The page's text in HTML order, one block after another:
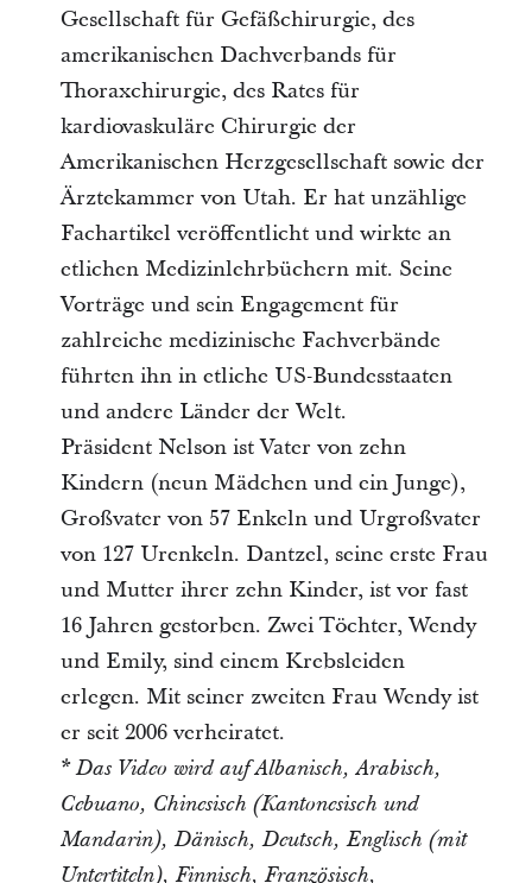
Gesellschaft für Gefäßchirurgie, des
amerikanischen Dachverbands für
Thoraxchirurgie, des Rates für
kardiovaskuläre Chirurgie der
Amerikanischen Herzgesellschaft sowie der
Ärztekammer von Utah. Er hat unzählige
Fachartikel veröffentlicht und wirkte an
etlichen Medizinlehrbüchern mit. Seine
Vorträge und sein Engagement für
zahlreiche medizinische Fachverbände
führten ihn in etliche US-Bundesstaaten
und andere Länder der Welt.
Präsident Nelson ist Vater von zehn
Kindern (neun Mädchen und ein Junge),
Großvater von 57 Enkeln und Urgroßvater
von 127 Urenkeln. Dantzel, seine erste Frau
und Mutter ihrer zehn Kinder, ist vor fast
16 Jahren gestorben. Zwei Töchter, Wendy
und Emily, sind einem Krebsleiden
erlegen. Mit seiner zweiten Frau Wendy ist
er seit 2006 verheiratet.
* Das Video wird auf Albanisch, Arabisch,
Cebuano, Chinesisch (Kantonesisch und
Mandarin), Dänisch, Deutsch, Englisch (mit
Untertiteln), Finnisch, Französisch,